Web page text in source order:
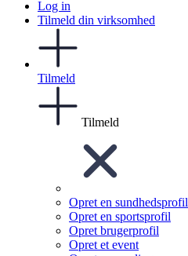
Log in
Tilmeld din virksomhed
Tilmeld
Tilmeld
Opret en sundhedsprofil
Opret en sportsprofil
Opret brugerprofil
Opret et event